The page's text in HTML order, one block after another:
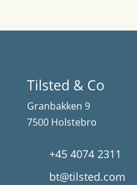
Tilsted & Co
Granbakken 9
7500 Holstebro
+45 4074 2311
bt@tilsted.com